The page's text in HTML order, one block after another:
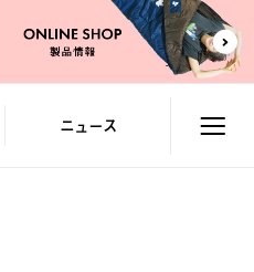
ニュース